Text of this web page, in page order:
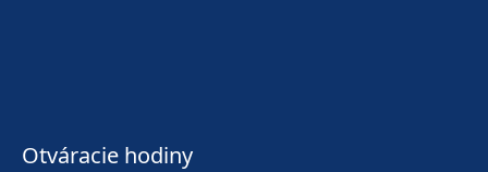
Otváracie hodiny